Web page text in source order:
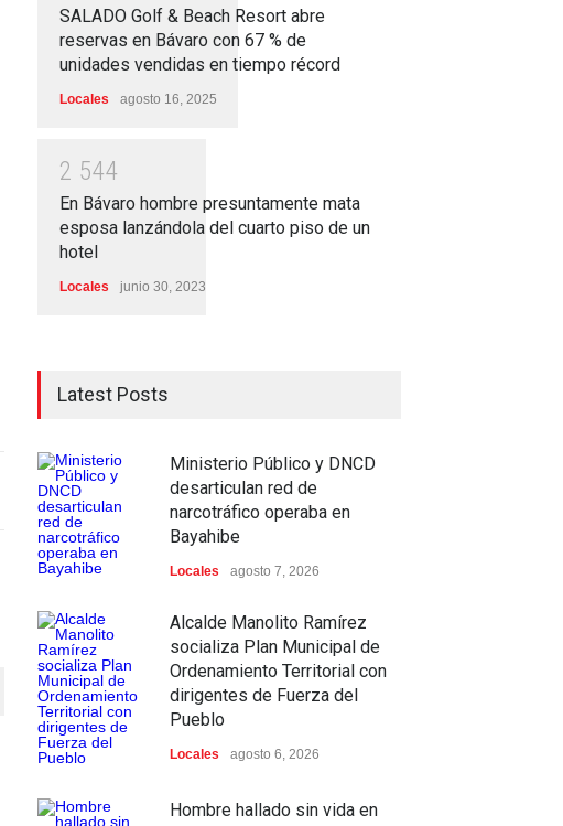
SALADO Golf & Beach Resort abre
reservas en Bávaro con 67 % de
unidades vendidas en tiempo récord
Locales agosto 16, 2025
2 544
En Bávaro hombre presuntamente mata
esposa lanzándola del cuarto piso de un
hotel
Locales junio 30, 2023
Latest Posts
Ministerio Público y DNCD
desarticulan red de
narcotráfico operaba en
Bayahibe
Locales agosto 7, 2026
Alcalde Manolito Ramírez
socializa Plan Municipal de
Ordenamiento Territorial con
dirigentes de Fuerza del
Pueblo
Locales agosto 6, 2026
Hombre hallado sin vida en